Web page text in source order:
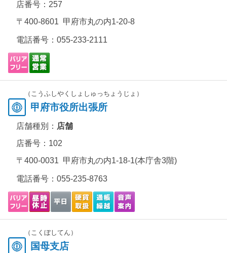
店番号：257
〒400-8601 甲府市丸の内1-20-8
電話番号： 055-233-2111
（こうふしやくしょしゅっちょうじょ）
甲府市役所出張所
店舗種別： 店舗
店番号：102
〒400-0031 甲府市丸の内1-18-1(本庁舎3階)
電話番号： 055-235-8763
（こくぼしてん）
国母支店